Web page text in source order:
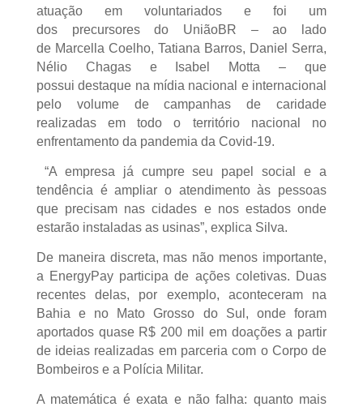
atuação em voluntariados e foi um
dos precursores do UniãoBR – ao lado
de Marcella Coelho, Tatiana Barros, Daniel Serra,
Nélio Chagas e Isabel Motta – que
possui destaque na mídia nacional e internacional
pelo volume de campanhas de caridade
realizadas em todo o território nacional no
enfrentamento da pandemia da Covid-19.
“A empresa já cumpre seu papel social e a
tendência é ampliar o atendimento às pessoas
que precisam nas cidades e nos estados onde
estarão instaladas as usinas”, explica Silva.
De maneira discreta, mas não menos importante,
a EnergyPay participa de ações coletivas. Duas
recentes delas, por exemplo, aconteceram na
Bahia e no Mato Grosso do Sul, onde foram
aportados quase R$ 200 mil em doações a partir
de ideias realizadas em parceria com o Corpo de
Bombeiros e a Polícia Militar.
A matemática é exata e não falha: quanto mais